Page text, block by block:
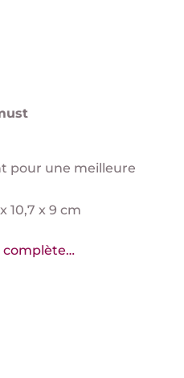
pour une meilleure
10,7 x 9 cm
complète…